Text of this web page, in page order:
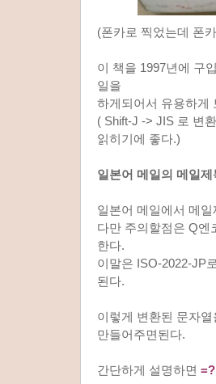
(폰카로 찍었는데 폰
이 책을 1997년에 구
일을
하게되어서 유용하게
( Shift-J -> JIS 로 변
읽히기에 좋다.)
일본어 메일의 메일제
일본어 메일에서 메
다만 주의할점은 Q엔
한다.
이말은 ISO-2022-JP
된다.
이렇게 변환된 문자
만들어주면된다.
간단하게 설명하면 =?